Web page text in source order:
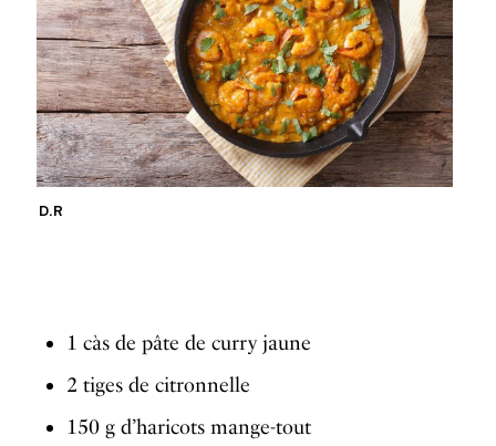
D.R
1 càs de pâte de curry jaune
2 tiges de citronnelle
150 g d’haricots mange-tout